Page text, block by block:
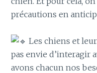
précautions en
Les chiens et
pas envie d’interagir
avons chacun nos